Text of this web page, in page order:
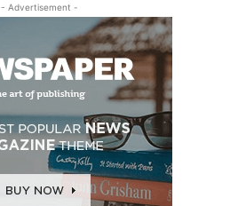
- Advertisement -